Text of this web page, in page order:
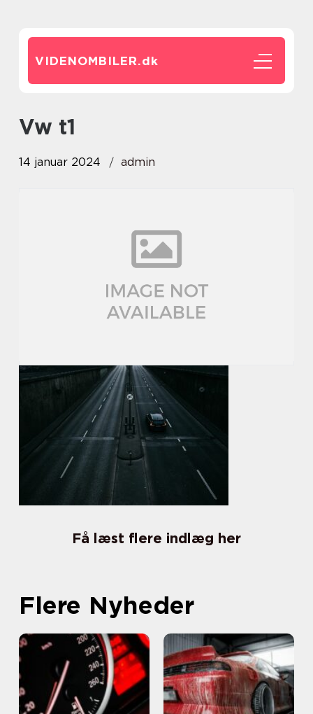
VIDENOMBILER.dk
vw t1
14 januar 2024 admin
Få læst flere indlæg her
Flere Nyheder